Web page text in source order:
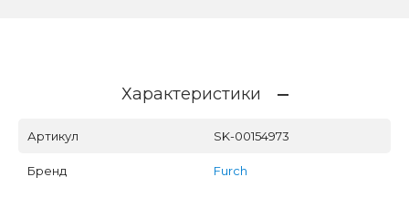
Характеристики
Артикул SK-00154973
Бренд Furch